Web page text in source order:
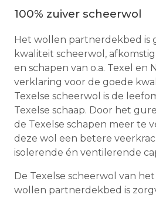
100% zuiver scheerwol
Het wollen partnerdekbed is
kwaliteit scheerwol,
en schapen van o.a. Texel en
verklaring voor de goede
Texelse scheerwol is de
Texelse schaap. Door het
de Texelse schapen meer te
deze wol een betere
isolerende én ventilerende
De Texelse scheerwol van het
wollen partnerdekbed is